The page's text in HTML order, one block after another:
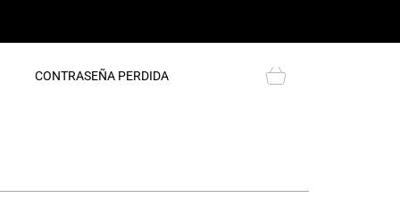
CONTRASEÑA PERDIDA Cart